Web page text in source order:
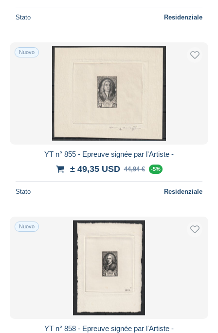
Stato Residenziale
Nuovo
YT n° 855 - Epreuve signée par l'Artiste -
± 49,35 USD 44,94 € -5%
Stato Residenziale
Nuovo
YT n° 858 - Epreuve signée par l'Artiste -